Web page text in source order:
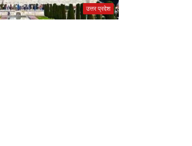
उत्तर प्रदेश